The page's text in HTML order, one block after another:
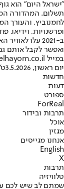
"ישראל היום" הוא
ופרשנויות, וידיאו,
ב-2021 עלו
ואפשר לקבל אותם
במייל hayom@israelhayom.co.il.
יום ראשון, 3.5.2026
חדשות
דעות
ספורט
ForReal
תרבות ובידור
אוכל
מגזין
אנחנו מגייסים
English
X
תרבות
טלוויזיה
שמתם לב שיש לכם